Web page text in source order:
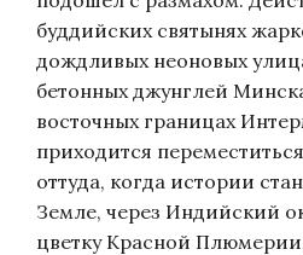
буддийских святынях
дождливых неоновых
бетонных джунглей
восточных границах
приходится
оттуда, когда истории
Земле, через Индийский
цветку Красной